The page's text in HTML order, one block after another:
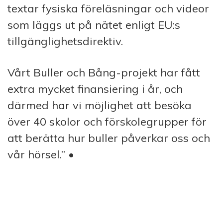
textar fysiska föreläsningar och videor
som läggs ut på nätet enligt EU:s
tillgänglighetsdirektiv.
Vårt Buller och Bång-projekt har fått
extra mycket finansiering i år, och
därmed har vi möjlighet att besöka
över 40 skolor och förskolegrupper för
att berätta hur buller påverkar oss och
vår hörsel.” •